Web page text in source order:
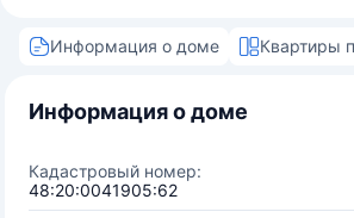
Информация о доме Квартиры
Информация о доме
Кадастровый номер:
48:20:0041905:62